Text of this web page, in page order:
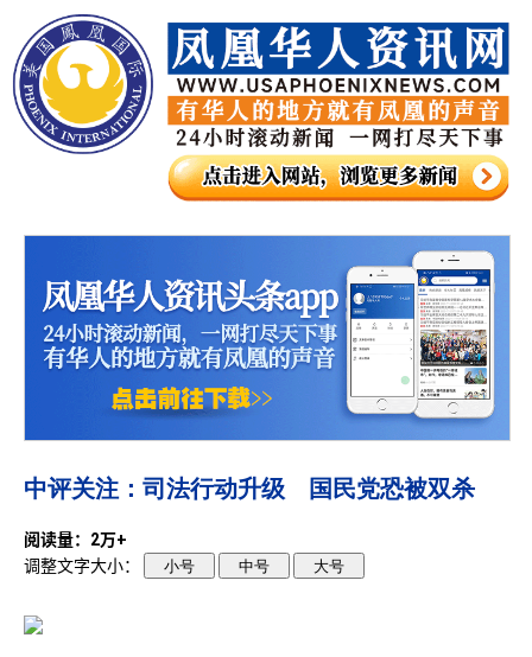
中评关注：司法行动升级 国民党恐被双杀
阅读量：2万+
调整文字大小：
小号 中号 大号